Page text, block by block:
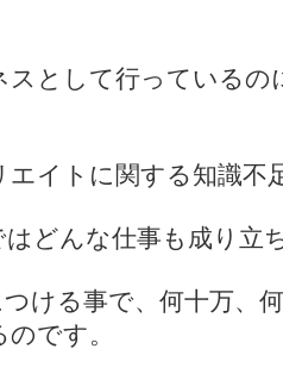
スとして行っているの
エイトに関する知識不
どんな仕事も成り立
ける事で、何十万、
です。